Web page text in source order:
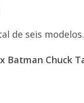
de seis modelos.
Batman Chuck